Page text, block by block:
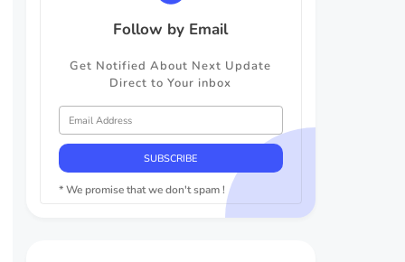
Follow by Email
Get Notified About Next Update
Direct to Your inbox
* We promise that we don't spam !